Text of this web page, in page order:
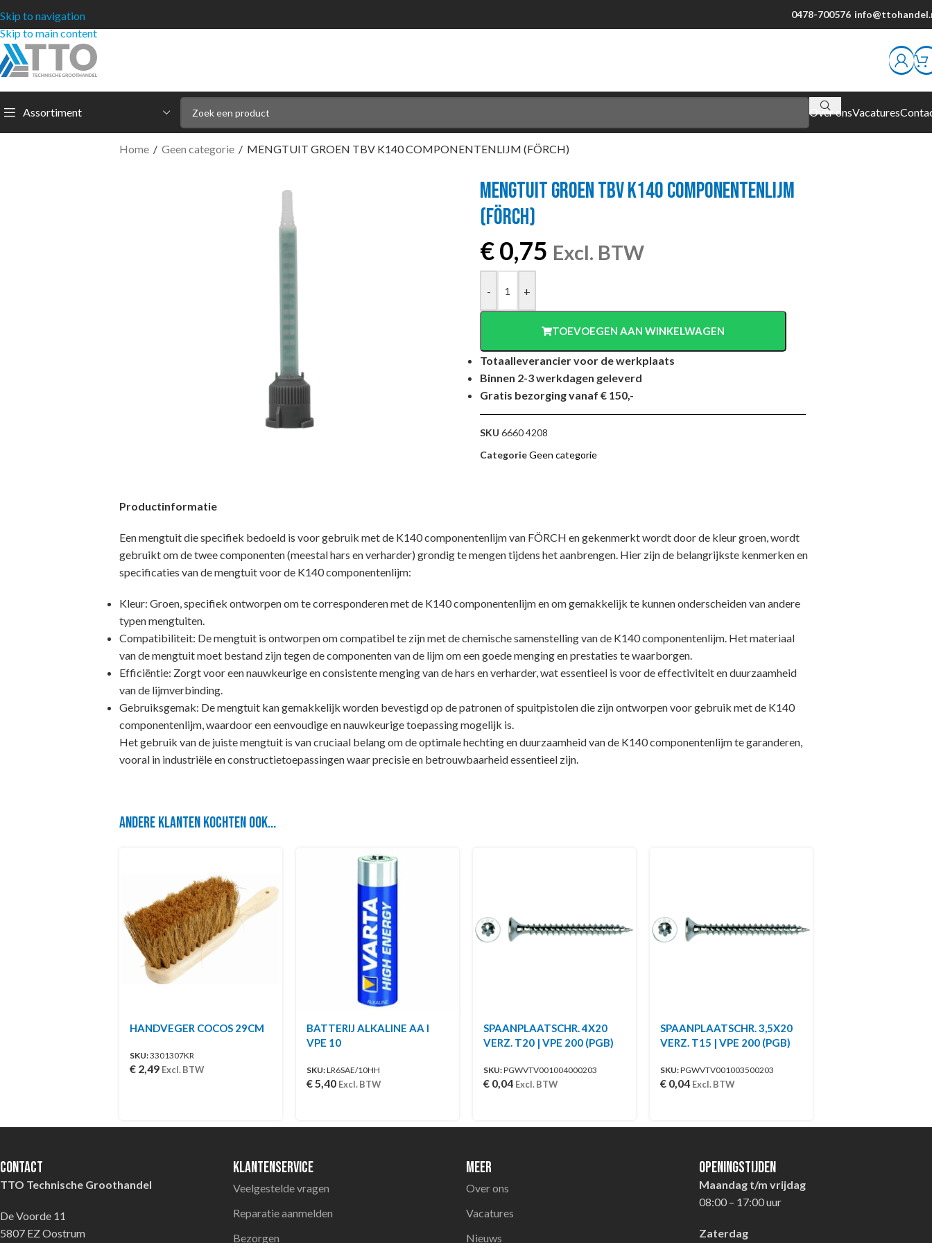
Skip to navigation
Skip to main content
0478-700576
Assortiment Over onsVacatures
Home / Geen categorie / MENGTUIT GROEN TBV K140 COMPONENTENLIJM (FÖRCH)
MENGTUIT GROEN TBV K140 COMPONENTENLIJM
(FÖRCH)
€0,75 Excl. BTW
- +
TOEVOEGEN AAN WINKELWAGEN
Totaalleverancier voor de werkplaats
Binnen 2-3 werkdagen geleverd
Gratis bezorging vanaf € 150,-
SKU 6660 4208
CategorieGeen categorie
Productinformatie
Een mengtuit die specifiek bedoeld is voor gebruik met de K140 componentenlijm van FÖRCH en gekenmerkt wordt door de kleur groen, wordt
gebruikt om de twee componenten (meestal hars en verharder) grondig te mengen tijdens het aanbrengen. Hier zijn de belangrijkste kenmerken en
specificaties van de mengtuit voor de K140 componentenlijm:
Kleur: Groen, specifiek ontworpen om te corresponderen met de K140 componentenlijm en om gemakkelijk te kunnen onderscheiden van andere
typen mengtuiten.
Compatibiliteit: De mengtuit is ontworpen om compatibel te zijn met de chemische samenstelling van de K140 componentenlijm. Het materiaal
van de mengtuit moet bestand zijn tegen de componenten van de lijm om een goede menging en prestaties te waarborgen.
Efficiëntie: Zorgt voor een nauwkeurige en consistente menging van de hars en verharder, wat essentieel is voor de effectiviteit en duurzaamheid
van de lijmverbinding.
Gebruiksgemak: De mengtuit kan gemakkelijk worden bevestigd op de patronen of spuitpistolen die zijn ontworpen voor gebruik met de K140
componentenlijm, waardoor een eenvoudige en nauwkeurige toepassing mogelijk is.
Het gebruik van de juiste mengtuit is van cruciaal belang om de optimale hechting en duurzaamheid van de K140 componentenlijm te garanderen,
vooral in industriële en constructietoepassingen waar precisie en betrouwbaarheid essentieel zijn.
Andere klanten kochten ook...
HANDVEGER COCOS 29CM
SKU:3301307KR
€ 2,49 Excl. BTW
BATTERIJ ALKALINE AA I
VPE 10
SKU:LR6SAE/10HH
€5,40 Excl. BTW
SPAANPLAATSCHR. 4X20
VERZ. T20 | VPE 200 (PGB)
SKU:PGWVTV001004000203
€ 0,04 Excl. BTW
SPAANPLAATSCHR. 3,5X20
VERZ. T15 | VPE 200 (PGB)
SKU:PGWVTV001003500203
€ 0,04 Excl. BTW
Contact
TTO Technische Groothandel
De Voorde 11
5807 EZ Oostrum
Klantenservice
Veelgestelde vragen
Reparatie aanmelden
Bezorgen
Meer
Over ons
Vacatures
Nieuws
Openingstijden
Maandag t/m vrijdag
08:00 – 17:00 uur
Zaterdag